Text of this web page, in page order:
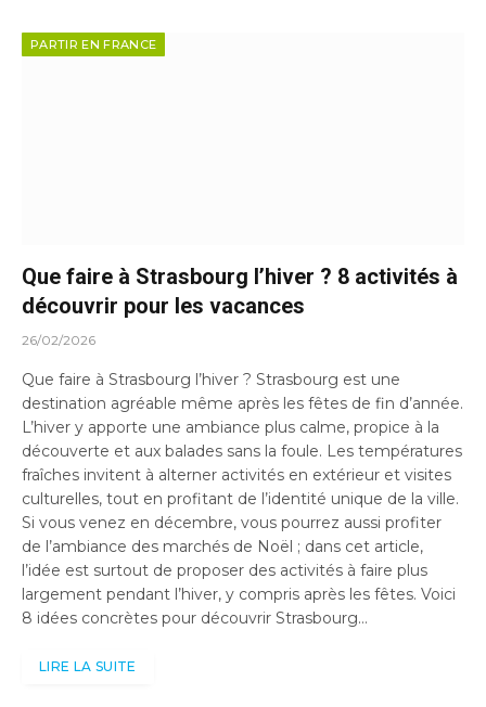
PARTIR EN FRANCE
Que faire à Strasbourg l’hiver ? 8 activités à
découvrir pour les vacances
26/02/2026
Que faire à Strasbourg l’hiver ? Strasbourg est une
destination agréable même après les fêtes de fin d’année.
L’hiver y apporte une ambiance plus calme, propice à la
découverte et aux balades sans la foule. Les températures
fraîches invitent à alterner activités en extérieur et visites
culturelles, tout en profitant de l’identité unique de la ville.
Si vous venez en décembre, vous pourrez aussi profiter
de l’ambiance des marchés de Noël ; dans cet article,
l’idée est surtout de proposer des activités à faire plus
largement pendant l’hiver, y compris après les fêtes. Voici
8 idées concrètes pour découvrir Strasbourg…
LIRE LA SUITE